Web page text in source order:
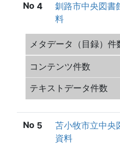
釧路市中央図書
料
4
苫小牧市立中央
資料
5